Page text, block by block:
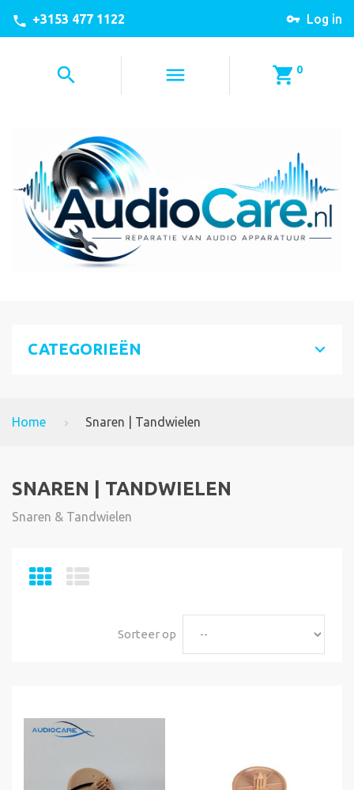
Log in
+3153 477 1122
0
CATEGORIEËN
Home Snaren | Tandwielen
SNAREN | TANDWIELEN
Snaren & Tandwielen
Sorteer op